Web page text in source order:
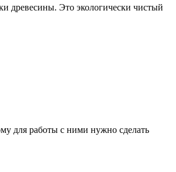
древесины. Это экологически чистый
для работы с ними нужно сделать